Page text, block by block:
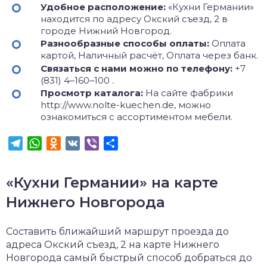
Удобное расположение: «Кухни Германии»
находится по адресу Окский съезд, 2 в
городе Нижний Новгород.
Разнообразные способы оплаты: Оплата
картой, Наличный расчёт, Оплата через банк.
Связаться с нами можно по телефону: +7
(831) 4‒160‒100 .
Просмотр каталога: На сайте фабрики
http://www.nolte-kuechen.de, можно
ознакомиться с ассортиментом мебели.
TelegramWhatsApp
Odnoklassniki
VK Viber
«Кухни Германии» на карте
Нижнего Новгорода
Составить ближайший маршрут проезда до
адреса Окский съезд, 2 на карте Нижнего
Новгорода самый быстрый способ добраться до